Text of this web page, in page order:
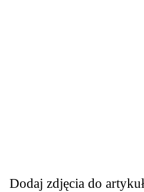
Dodaj zdjęcia do